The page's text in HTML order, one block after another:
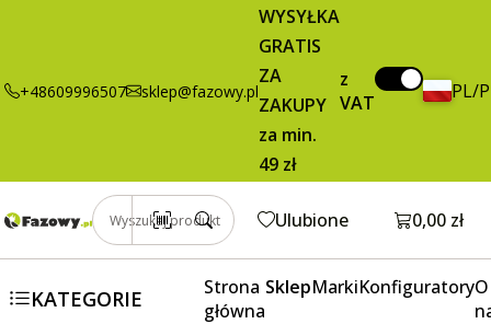
+48609996507 sklep@fazowy.pl
WYSYŁKA
GRATIS
ZA
ZAKUPY
za min.
49 zł
z
VAT
PL/
Wyszukaj produkt Ulubione Otwórz
0,00 zł
KATEGORIE
Strona
główna
SklepMarkiKonfiguratoryO